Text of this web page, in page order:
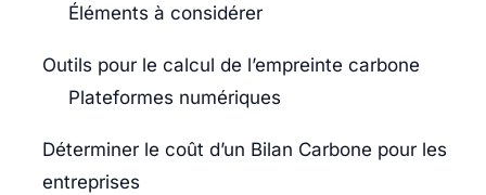
Éléments à considérer
Outils pour le calcul de l’empreinte carbone
Plateformes numériques
Déterminer le coût d’un Bilan Carbone pour les
entreprises